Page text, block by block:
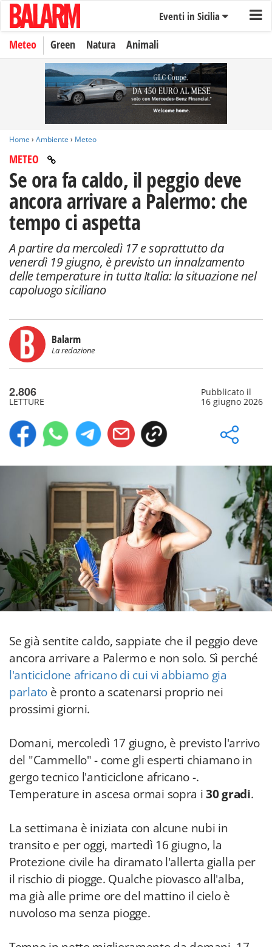
Eventi in Sicilia
Meteo Green Natura Animali
Home › Ambiente › Meteo
METEO
Se ora fa caldo, il peggio deve
ancora arrivare a Palermo: che
tempo ci aspetta
A partire da mercoledì 17 e soprattutto da
venerdì 19 giugno, è previsto un innalzamento
delle temperature in tutta Italia: la situazione nel
capoluogo siciliano
Balarm
La redazione
2.806
LETTURE
Pubblicato il
16 giugno 2026
Se già sentite caldo, sappiate che il peggio deve
ancora arrivare a Palermo e non solo. Sì perché
l'anticiclone africano di cui vi abbiamo gia
parlatoè pronto a scatenarsi proprio nei
prossimi giorni.
Domani, mercoledì 17 giugno, è previsto l'arrivo
del "Cammello" - come gli esperti chiamano in
gergo tecnico l'anticiclone africano -.
Temperature in ascesa ormai sopra i30 gradi.
La settimana è iniziata con alcune nubi in
transito e per oggi, martedì 16 giugno, la
Protezione civile ha diramato l'allerta gialla per
il rischio di piogge. Qualche piovasco all'alba,
ma già alle prime ore del mattino il cielo è
nuvoloso ma senza piogge.